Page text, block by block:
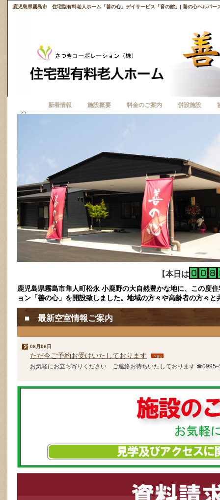
鹿児島県霧島市 住宅型有料老人ホーム「善の心」デイサービス「音の館」| 善の心ヘルパー
新着情報 施設概要 料金のご案内 併設施設
【本日は
鹿児島県霧島市隼人町松永 小鹿野の大自然豊かな地に、この度
ョン「善の心」を開設致しました。地域の方々や高齢者の方々
■ 最新空室情報ご案内
08月06日
ただ今ご予約お受けいたしております
お気軽にお立ち寄りください ご連絡お待ちいたしております ☎0995-